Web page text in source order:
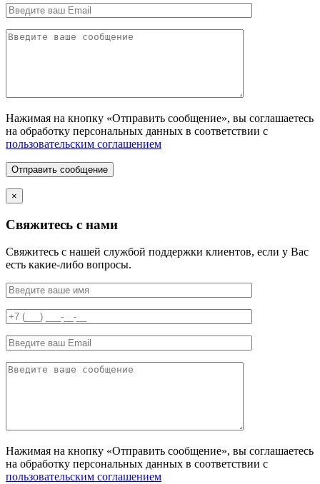
Нажимая на кнопку «Отправить сообщение», вы соглашаетесь
на обработку персональных данных в соответствии с
пользовательским соглашением
Отправить сообщение
×
Свяжитесь с нами
Свяжитесь с нашей службой поддержки клиентов, если у Вас
есть какие-либо вопросы.
Нажимая на кнопку «Отправить сообщение», вы соглашаетесь
на обработку персональных данных в соответствии с
пользовательским соглашением